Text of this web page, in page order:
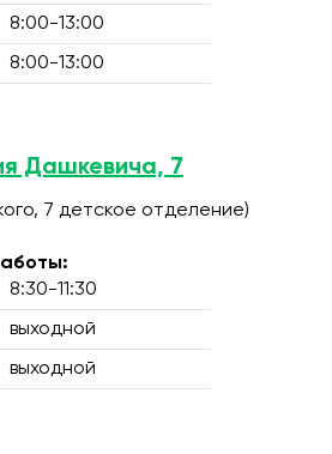
8:00-13:00
8:00-13:00
Дашкевича, 7
7 детское отделение)
8:30-11:30
выходной
выходной